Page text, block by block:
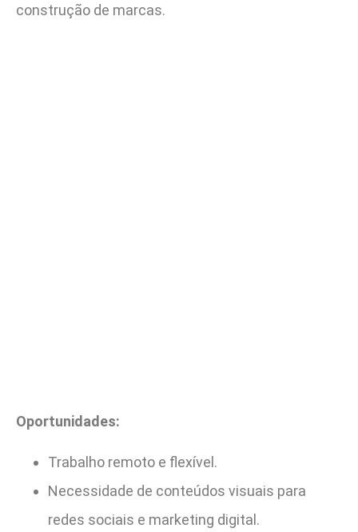
construção de marcas.
Oportunidades:
Trabalho remoto e flexível.
Necessidade de conteúdos visuais para
redes sociais e marketing digital.